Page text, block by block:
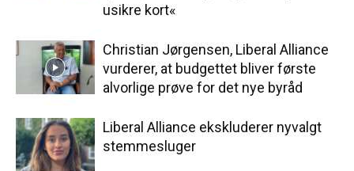
usikre kort«
Christian Jørgensen, Liberal Alliance
vurderer, at budgettet bliver første
alvorlige prøve for det nye byråd
Liberal Alliance ekskluderer nyvalgt
stemmesluger